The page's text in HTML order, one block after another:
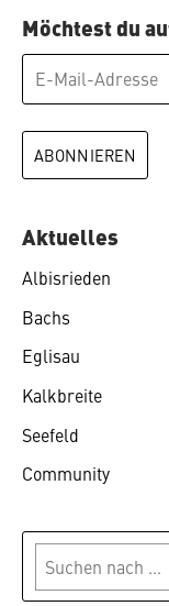
Möchtest du
Aktuelles
Albisrieden
Bachs
Eglisau
Kalkbreite
Seefeld
Community